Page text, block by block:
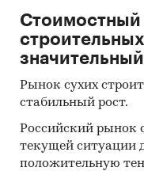
Стоимостный
Рынок сухих
стабильный рост.
Российский рынок
текущей ситуации
положительную